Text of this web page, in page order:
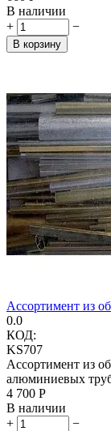
В наличии
+
−
В корзину
Ассортимент из
0.0
КОД:
KS707
Ассортимент из
алюминиевых
4 700 Р
В наличии
+
−